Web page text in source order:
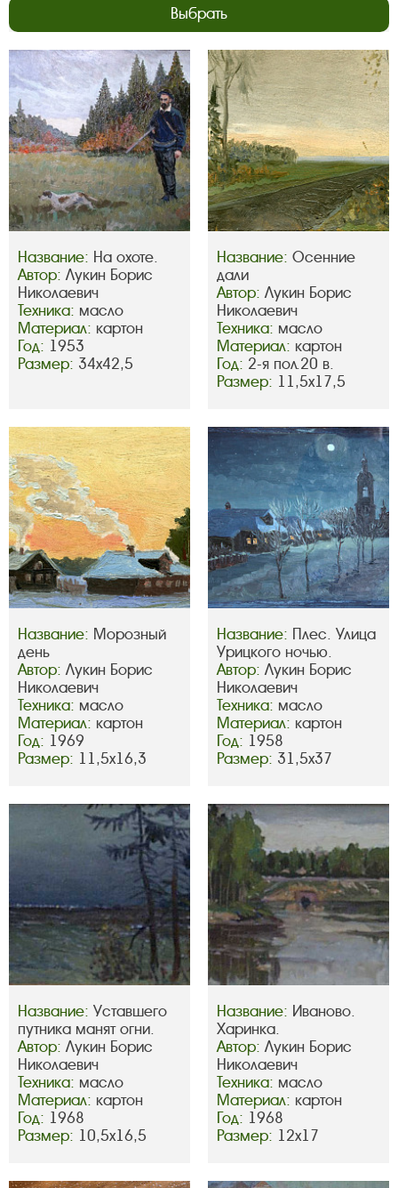
Выбрать
Название: На охоте.
Автор: Лукин Борис
Николаевич
Техника: масло
Материал: картон
Год: 1953
Размер: 34х42,5
Название: Осенние
дали
Автор: Лукин Борис
Николаевич
Техника: масло
Материал: картон
Год: 2-я пол.20 в.
Размер: 11,5х17,5
Название: Морозный
день
Автор: Лукин Борис
Николаевич
Техника: масло
Материал: картон
Год: 1969
Размер: 11,5х16,3
Название: Плес. Улица
Урицкого ночью.
Автор: Лукин Борис
Николаевич
Техника: масло
Материал: картон
Год: 1958
Размер: 31,5х37
Название: Уставшего
путника манят огни.
Автор: Лукин Борис
Николаевич
Техника: масло
Материал: картон
Год: 1968
Размер: 10,5х16,5
Название: Иваново.
Харинка.
Автор: Лукин Борис
Николаевич
Техника: масло
Материал: картон
Год: 1968
Размер: 12х17